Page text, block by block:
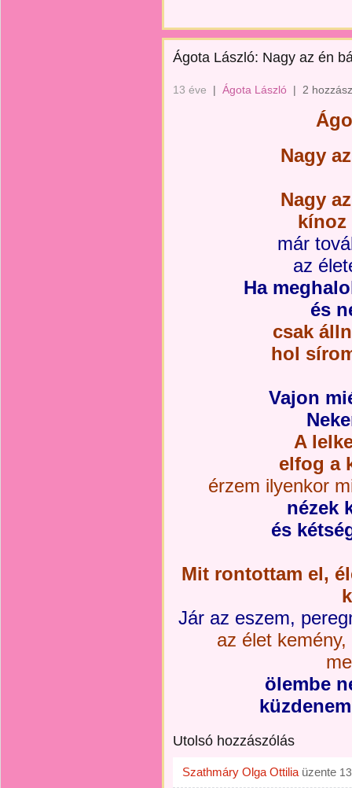
Ágota László: Nagy az én
13 éve | Ágota László | 2
Nagy
Nagy
kínoz
már
az
Ha
és
csak
hol
Vajon
A
elfog a
érzem ilyenkor
nézek
és
Mit rontottam el,
Jár az eszem,
az élet
ölembe
Utolsó hozzászólás
Szathmáry Olga Ottilia üzente